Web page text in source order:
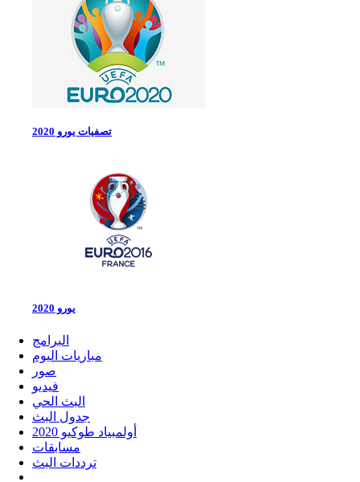
تصفيات يورو 2020
يورو 2020
البرامج
مباريات اليوم
صور
فيديو
البث الحي
جدول البث
أولمبياد طوكيو 2020
مسابقات
ترددات البث